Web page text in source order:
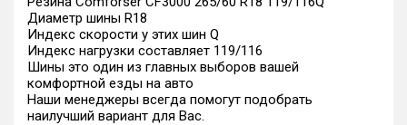
Диаметр шины R18
Индекс скорости у этих шин Q
Индекс нагрузки составляет 119/116
Шины это один из главных выборов вашей
комфортной езды на авто
Наши менеджеры всегда помогут подобрать
наилучший вариант для Вас.